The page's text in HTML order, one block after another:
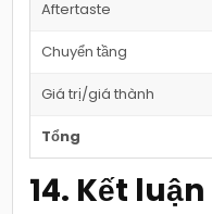
Aftertaste
Chuyển tầng
Giá trị/giá thành
Tổng
14. Kết luận